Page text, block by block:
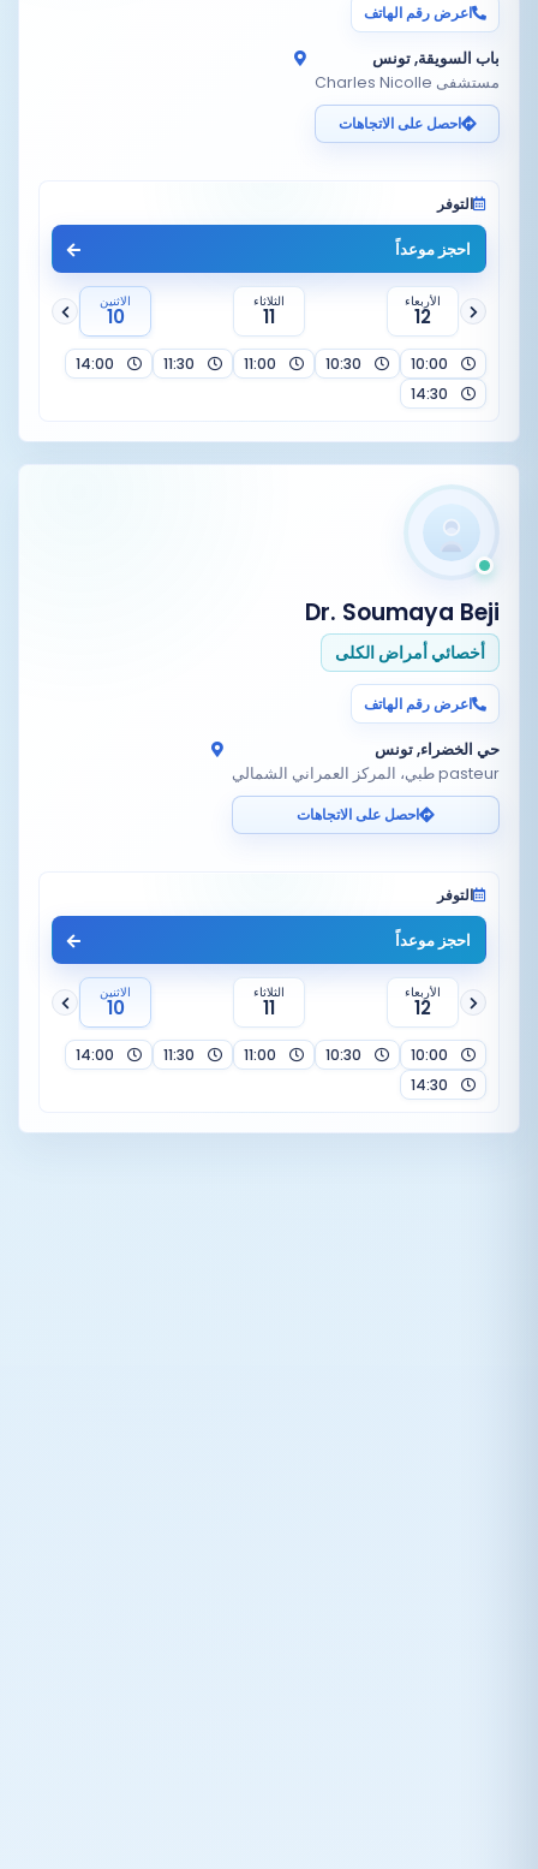
اعرض رقم الهاتف
باب السويقة, تونس
مستشفى Charles Nicolle
احصل على الاتجاهات
التوفر
احجز موعداً
الأربعاء
12
الثلاثاء
11
الاثنين
10
Dr. Soumaya Beji
أخصائي أمراض الكلى
اعرض رقم الهاتف
حي الخضراء, تونس
pasteur طبي، المركز العمراني الشمالي
احصل على الاتجاهات
التوفر
احجز موعداً
الأربعاء
12
الثلاثاء
11
الاثنين
10